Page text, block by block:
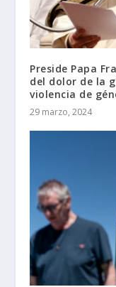
Preside Papa
del dolor de la
violencia de
29 marzo, 2024